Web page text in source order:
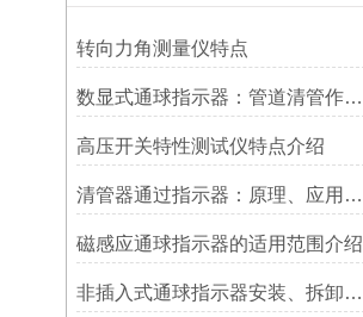
转向力角测量仪特点
数显式通球指示器：管道清管作业的智能监测关键设备
高压开关特性测试仪特点介绍
清管器通过指示器：原理、应用与维护
磁感应通球指示器的适用范围介绍
非插入式通球指示器安装、拆卸灵活方便